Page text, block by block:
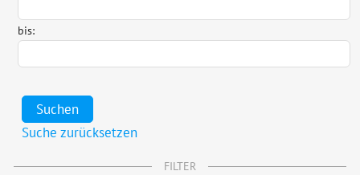
bis:
Suchen
Suche zurücksetzen
FILTER